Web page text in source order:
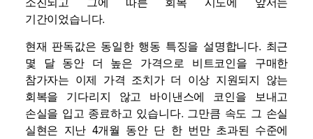
소진되고 그에 따른 회복 시도에 앞서는
기간이었습니다.
현재 판독값은 동일한 행동 특징을 설명합니다. 최근
몇 달 동안 더 높은 가격으로 비트코인을 구매한
참가자는 이제 가격 조치가 더 이상 지원되지 않는
회복을 기다리지 않고 바이낸스에 코인을 보내고
손실을 입고 종료하고 있습니다. 그만큼 속도 그 손실
실현은 지난 4개월 동안 단 한 번만 초과된 수준에